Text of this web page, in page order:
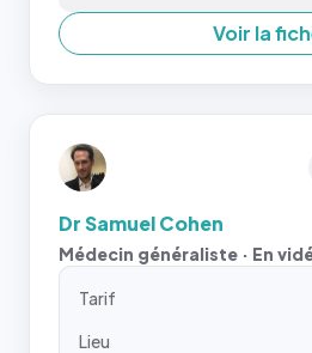
Voir la
Dr Samuel Cohen
Médecin généraliste · En
Tarif
Lieu